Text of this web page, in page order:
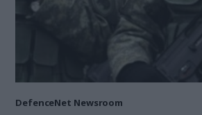
DefenceNet Newsroom